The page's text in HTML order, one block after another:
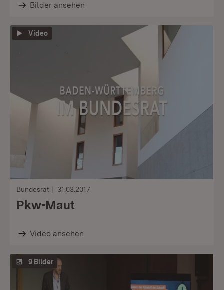
Bilder ansehen
Video
Bundesrat 31.03.2017
Pkw-Maut
Video ansehen
9 Bilder